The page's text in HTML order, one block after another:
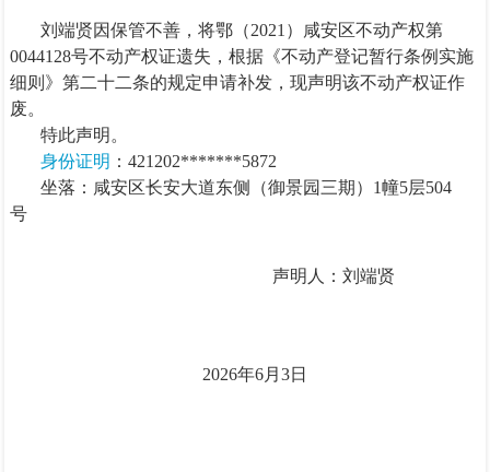
刘端贤因保管不善，将鄂（2021 ）咸安区不动产权第
0044128号不动产权证遗失，根据《不动产登记暂行条例实施
细则》第二十二条的规定申请补发，现声明该不动产权证作
废。
特此声明。
身份证明 ：421202*******5872
坐落：咸安区长安大道东侧（御景园三期） 1幢5层504
号
声明人：刘端贤
2026年6月3日